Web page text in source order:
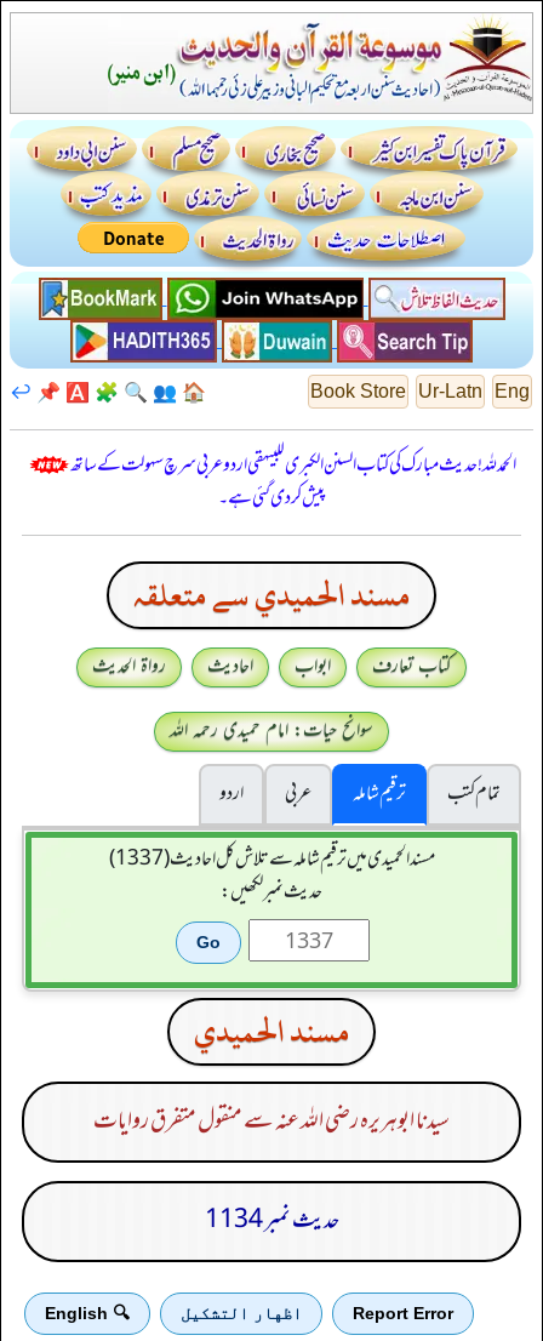
Eng
Ur-Latn
Book Store
🏠
👥
🔍
🧩
🅰️
📌
↩️
الحمدللہ! حدیث مبارک کی کتاب السنن الكبرى للبيهقي اردو عربی سرچ سہولت کے ساتھ
پیش کر دی گئی ہے۔
مسند الحميدي سے متعلقہ
کتاب تعارف ابواب احادیث
رواۃ الحدیث
سوانح حیات: امام حمیدی رحمہ اللہ
تمام کتب
ترقیم شاملہ عربی
اردو
مسند الحمیدی میں ترقیم شاملہ سے تلاش کل احادیث (1337)
حدیث نمبر لکھیں:
مسند الحميدي
سیدنا ابوہریرہ رضی اللہ عنہ سے منقول متفرق روایات
حدیث نمبر 1134
Report Error اظهار التشكيل 🔍 English